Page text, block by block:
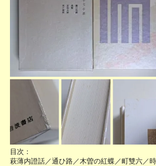
目次：
萩薄内證話／通ひ路／木曽の紅蝶／町雙六／